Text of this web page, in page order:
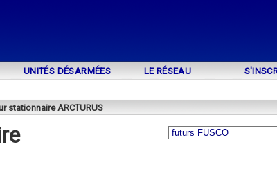
UNITÉS DÉSARMÉES LE RÉSEAU
stationnaire ARCTURUS